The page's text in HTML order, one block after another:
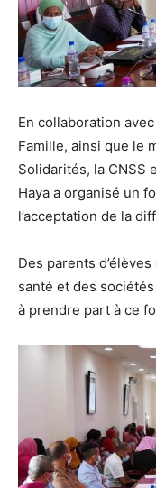
En collaboration
Famille, ainsi que le
Solidarités, la CNSS
Haya a organisé un
l’acceptation de la
Des parents
santé et des
à prendre part à ce